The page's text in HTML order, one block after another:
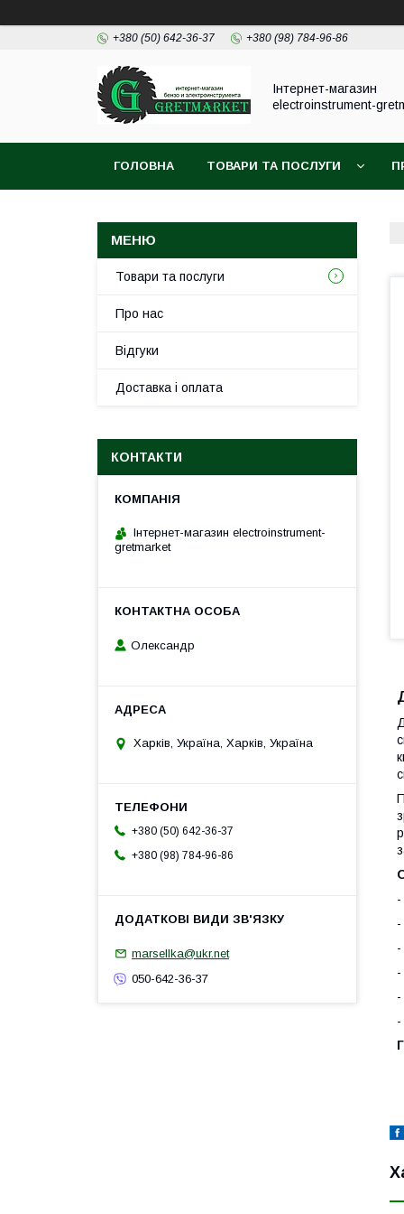
+380 (50) 642-36-37 +380 (98) 784-96-86
Інтернет-магазин
electroinstrument-
ГОЛОВНА ТОВАРИ ТА ПОСЛУГИ
-
-
-
-
-
-
Товари та послуги
Про нас
Відгуки
Доставка і оплата
КОНТАКТИ
Інтернет-магазин electroinstrument-
gretmarket
Олександр
Харків, Україна, Харків, Україна
+380 (50) 642-36-37
+380 (98) 784-96-86
marsellka@ukr.net
050-642-36-37